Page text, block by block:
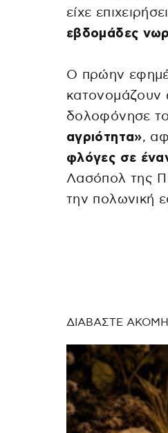
είχε
εβδομάδες
Ο πρώην
κατονομάζουν
δολοφόνησε
αγριότητα»,
φλόγες σε
Λασόπολ της
την πολωνική
ΔΙΑΒΑΣΤΕ ΑΚΟΜΗ